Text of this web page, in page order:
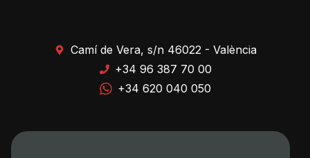
Camí de Vera, s/n 46022 - València
+34 96 387 70 00
+34 620 040 050